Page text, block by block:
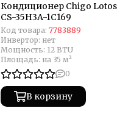
Кондиционер Chigo Lotos
CS-35H3A-1C169
Код товара: 7783889
Инвертор: нет
Мощность: 12 BTU
Площадь: на 35 м²
0
В корзину